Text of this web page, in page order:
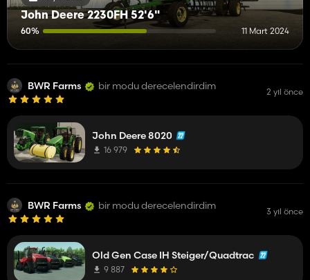
John Deere 2230FH 52'6"
60% 11 Mart 2024
BWR Farms bir modu derecelendirdim 2 yıl önce
John Deere 8020
16 979
BWR Farms bir modu derecelendirdim 3 yıl önce
Old Gen Case IH Steiger/Quadtrac
9 887